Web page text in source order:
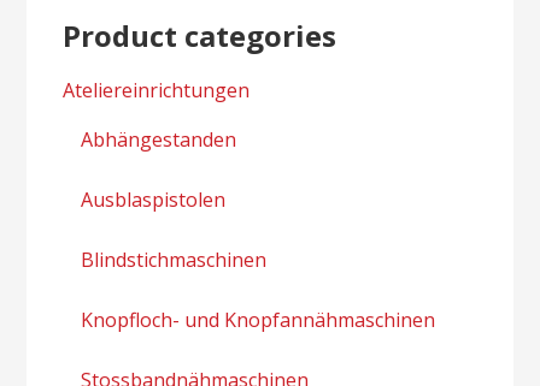
Product categories
Ateliereinrichtungen
Abhängestanden
Ausblaspistolen
Blindstichmaschinen
Knopfloch- und Knopfannähmaschinen
Stossbandnähmaschinen